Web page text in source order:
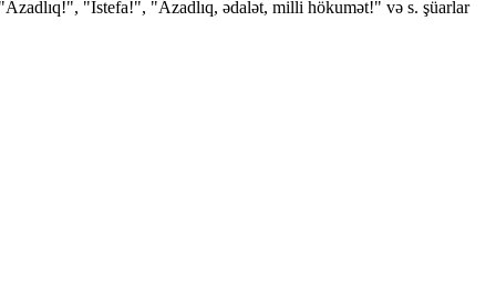
"Azadlıq!", "İstefa!", "Azadlıq, ədalət, milli hökumət!" və s. şüarlar